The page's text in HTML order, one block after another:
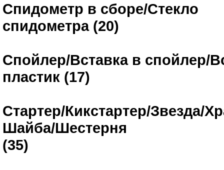
Спидометр в сборе/Стекло
спидометра (20)
Спойлер/Вставка в спойлер/
пластик (17)
Стартер/Кикстартер/Звезда/
Шайба/Шестерня
(35)